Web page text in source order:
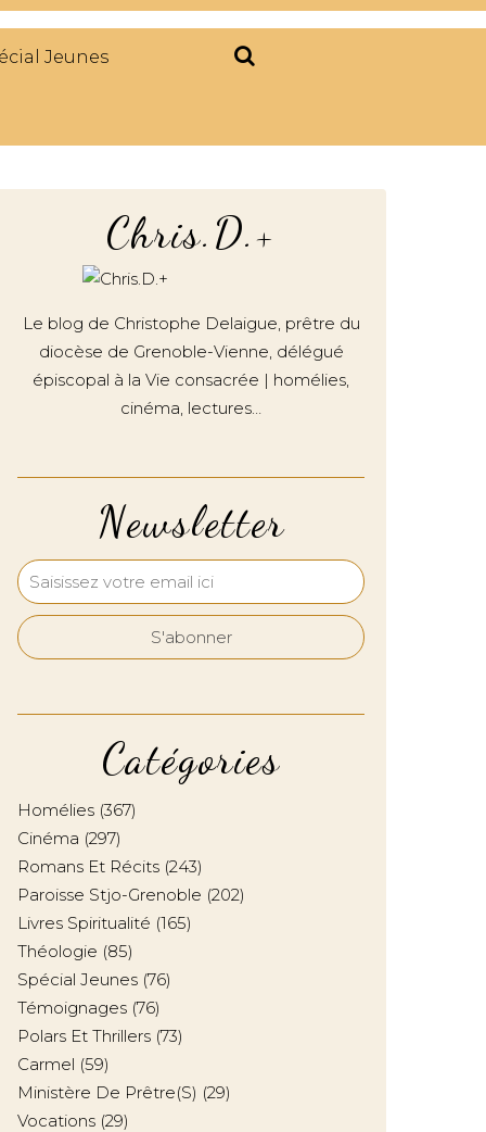
Jeunes
Newsletter
Catégories
Homélies (367)
Cinéma (297)
Romans Et Récits (243)
Paroisse Stjo-Grenoble (202)
Livres Spiritualité (165)
Théologie (85)
Spécial Jeunes (76)
Témoignages (76)
Polars Et Thrillers (73)
Carmel (59)
Ministère De Prêtre(s) (29)
Vocations (29)
Chris.D.+
Le blog de Christophe Delaigue, prêtre du
diocèse de Grenoble-Vienne, délégué
épiscopal à la Vie consacrée | homélies,
cinéma, lectures…